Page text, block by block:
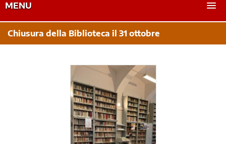
MENU
Chiusura della Biblioteca il 31 ottobre